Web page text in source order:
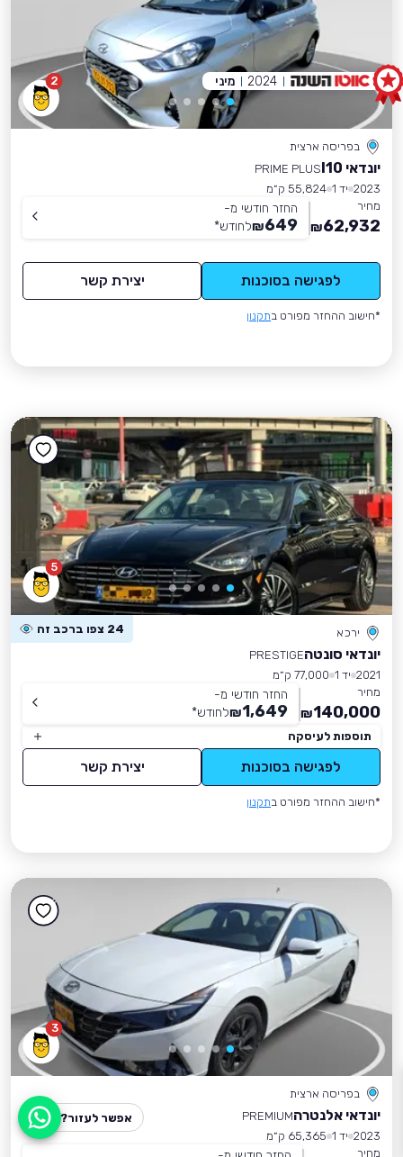
2
בפריסה ארצית
יונדאי I10
PRIME PLUS
2023 יד 1
55,824 ק״מ
מחיר
62,932
₪
החזר חודשי מ-
649
₪לחודש*
לפגישה בסוכנות יצירת קשר
*חישוב ההחזר מפורט בתקנון
2024 מיני
5
ירכא 24 צפו ברכב זה
יונדאי סונטהPRESTIGE
2021 יד 1
77,000 ק״מ
מחיר
140,000
₪
החזר חודשי מ-
1,649
₪לחודש*
תוספות לעיסקה
לפגישה בסוכנות יצירת קשר
*חישוב ההחזר מפורט בתקנון
3
בפריסה ארצית
יונדאי אלנטרהPREMIUM
2023 יד 1
65,365 ק״מ
מחיר
אפשר לעזור?